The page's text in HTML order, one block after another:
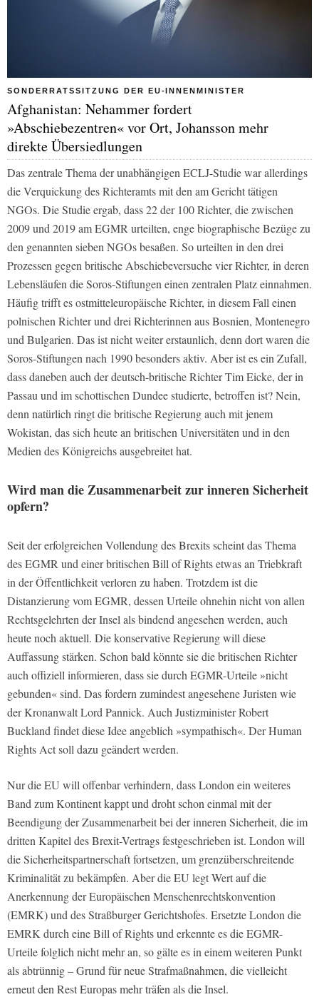
SONDERRATSSITZUNG DER EU-INNENMINISTER
Afghanistan: Nehammer fordert
»Abschiebezentren« vor Ort, Johansson mehr
direkte Übersiedlungen
Das zentrale Thema der unabhängigen ECLJ-Studie war allerdings
die Verquickung des Richteramts mit den am Gericht tätigen
NGOs. Die Studie ergab, dass 22 der 100 Richter, die zwischen
2009 und 2019 am EGMR urteilten, enge biographische Bezüge zu
den genannten sieben NGOs besaßen. So urteilten in den drei
Prozessen gegen britische Abschiebeversuche vier Richter, in deren
Lebensläufen die Soros-Stiftungen einen zentralen Platz einnahmen.
Häufig trifft es ostmitteleuropäische Richter, in diesem Fall einen
polnischen Richter und drei Richterinnen aus Bosnien, Montenegro
und Bulgarien. Das ist nicht weiter erstaunlich, denn dort waren die
Soros-Stiftungen nach 1990 besonders aktiv. Aber ist es ein Zufall,
dass daneben auch der deutsch-britische Richter Tim Eicke, der in
Passau und im schottischen Dundee studierte, betroffen ist? Nein,
denn natürlich ringt die britische Regierung auch mit jenem
Wokistan, das sich heute an britischen Universitäten und in den
Medien des Königreichs ausgebreitet hat.
Wird man die Zusammenarbeit zur inneren Sicherheit
opfern?
Seit der erfolgreichen Vollendung des Brexits scheint das Thema
des EGMR und einer britischen Bill of Rights etwas an Triebkraft
in der Öffentlichkeit verloren zu haben. Trotzdem ist die
Distanzierung vom EGMR, dessen Urteile ohnehin nicht von allen
Rechtsgelehrten der Insel als bindend angesehen werden, auch
heute noch aktuell. Die konservative Regierung will diese
Auffassung stärken. Schon bald könnte sie die britischen Richter
auch offiziell informieren, dass sie durch EGMR-Urteile »nicht
gebunden« sind. Das fordern zumindest angesehene Juristen wie
der Kronanwalt Lord Pannick. Auch Justizminister Robert
Buckland findet diese Idee angeblich »sympathisch«. Der Human
Rights Act soll dazu geändert werden.
Nur die EU will offenbar verhindern, dass London ein weiteres
Band zum Kontinent kappt und droht schon einmal mit der
Beendigung der Zusammenarbeit bei der inneren Sicherheit, die im
dritten Kapitel des Brexit-Vertrags festgeschrieben ist. London will
die Sicherheitspartnerschaft fortsetzen, um grenzüberschreitende
Kriminalität zu bekämpfen. Aber die EU legt Wert auf die
Anerkennung der Europäischen Menschenrechtskonvention
(EMRK) und des Straßburger Gerichtshofes. Ersetzte London die
EMRK durch eine Bill of Rights und erkennte es die EGMR-
Urteile folglich nicht mehr an, so gälte es in einem weiteren Punkt
als abtrünnig – Grund für neue Strafmaßnahmen, die vielleicht
erneut den Rest Europas mehr träfen als die Insel.